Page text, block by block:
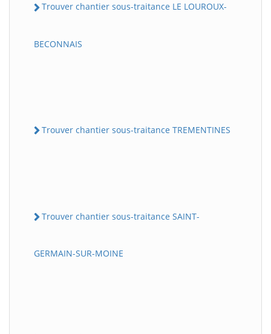
Trouver chantier sous-traitance LE LOUROUX-
BECONNAIS
Trouver chantier sous-traitance TREMENTINES
Trouver chantier sous-traitance SAINT-
GERMAIN-SUR-MOINE